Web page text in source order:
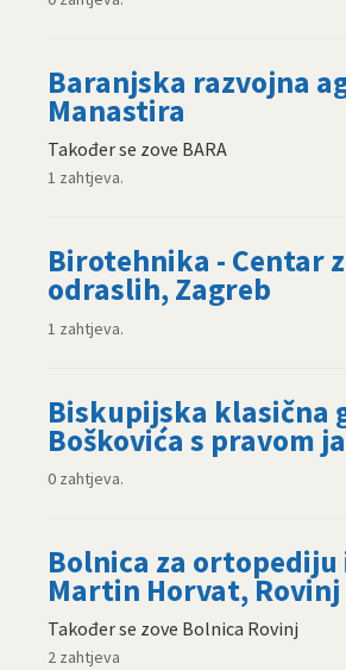
Baranjska razvojna
Manastira
Također se zove BARA
1 zahtjeva.
Birotehnika - Centar
odraslih, Zagreb
1 zahtjeva.
Biskupijska klasična
Boškovića s pravom
0 zahtjeva.
Bolnica za
Martin Horvat, Rovinj
Također se zove Bolnica Rovinj
2 zahtjeva